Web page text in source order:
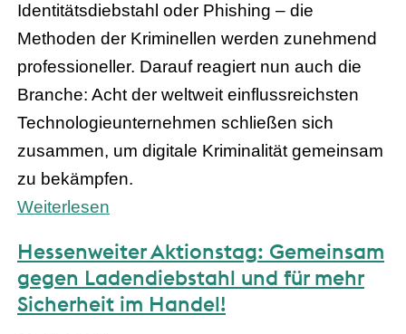
Identitätsdiebstahl oder Phishing – die
Methoden der Kriminellen werden zunehmend
professioneller. Darauf reagiert nun auch die
Branche: Acht der weltweit einflussreichsten
Technologieunternehmen schließen sich
zusammen, um digitale Kriminalität gemeinsam
zu bekämpfen.
Weiterlesen
Hessenweiter Aktionstag: Gemeinsam
gegen Ladendiebstahl und für mehr
Sicherheit im Handel!